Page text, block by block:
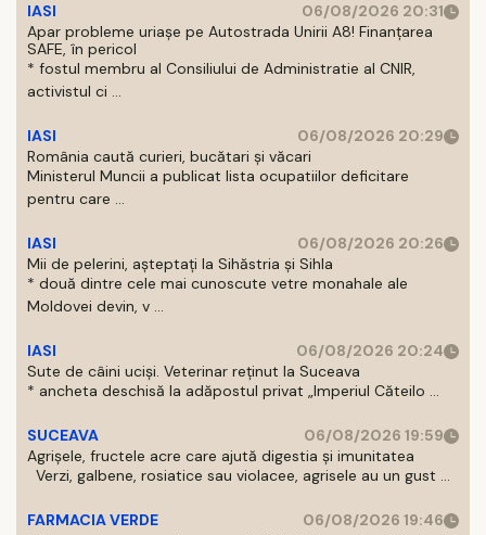
IASI
06/08/2026 20:31
Apar probleme uriașe pe Autostrada Unirii A8! Finanțarea
SAFE, în pericol
* fostul membru al Consiliului de Administratie al CNIR,
activistul ci ...
IASI
06/08/2026 20:29
România caută curieri, bucătari și văcari
Ministerul Muncii a publicat lista ocupatiilor deficitare
pentru care ...
IASI
06/08/2026 20:26
Mii de pelerini, așteptați la Sihăstria și Sihla
* două dintre cele mai cunoscute vetre monahale ale
Moldovei devin, v ...
IASI
06/08/2026 20:24
Sute de câini uciși. Veterinar reținut la Suceava
* ancheta deschisă la adăpostul privat „Imperiul Căteilo ...
SUCEAVA
06/08/2026 19:59
Agrișele, fructele acre care ajută digestia și imunitatea
Verzi, galbene, rosiatice sau violacee, agrisele au un gust ...
FARMACIA VERDE
06/08/2026 19:46